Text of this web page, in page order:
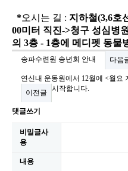
*오시는 길 : 지하철(3,6호
00미터 직진->청구 성심병
의 3층 - 1층에 메디펫 동물
송파수련원 송년회 안내 다음
연신내 운동원에서 12월에 <월요
시작합니다.
이전글
댓글쓰기
비밀글사
용
내용